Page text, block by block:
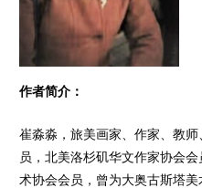
作者简介：
崔淼淼，旅美画家、 作家、教
员，北美洛杉矶华文作家协会
术协会会员，曾为大奥古斯塔